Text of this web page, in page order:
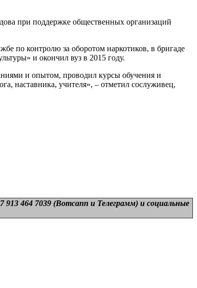
при поддержке общественных организаций
по контролю за оборотом наркотиков, в бригаде
и окончил вуз в 2015 году.
и опытом, проводил курсы обучения и
наставника, учителя», – отметил сослуживец,
913 464 7039 (Вотсапп и Телеграмм) и социальные